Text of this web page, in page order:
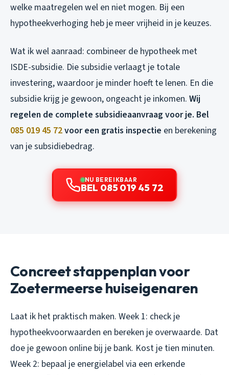
welke maatregelen wel en niet mogen. Bij een
hypotheekverhoging heb je meer vrijheid in je keuzes.
Wat ik wel aanraad: combineer de hypotheek met
ISDE-subsidie. Die subsidie verlaagt je totale
investering, waardoor je minder hoeft te lenen. En die
subsidie krijg je gewoon, ongeacht je inkomen. Wij
regelen de complete subsidieaanvraag voor je. Bel
085 019 45 72voor een gratis inspectie en berekening
van je subsidiebedrag.
NU BEREIKBAAR
BEL 085 019 45 72
Concreet stappenplan voor
Zoetermeerse huiseigenaren
Laat ik het praktisch maken. Week 1: check je
hypotheekvoorwaarden en bereken je overwaarde. Dat
doe je gewoon online bij je bank. Kost je tien minuten.
Week 2: bepaal je energielabel via een erkende